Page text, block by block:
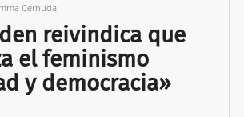
Cernuda
reivindica que
el feminismo
y democracia»